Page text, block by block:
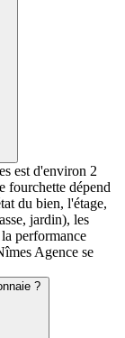
est d'environ 2
fourchette dépend
du bien, l'étage,
jardin), les
performance
Agence se
?